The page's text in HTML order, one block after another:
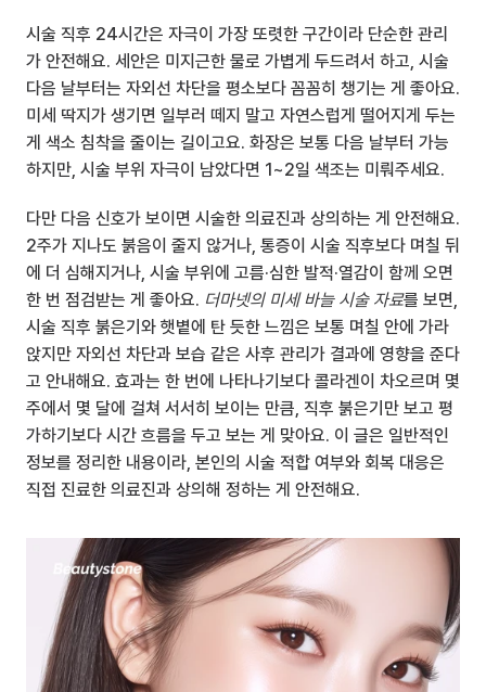
시술 직후 24시간은 자극이 가장 또렷한 구간이라 단순한 관리
가 안전해요. 세안은 미지근한 물로 가볍게 두드려서 하고, 시술
다음 날부터는 자외선 차단을 평소보다 꼼꼼히 챙기는 게 좋아요.
미세 딱지가 생기면 일부러 떼지 말고 자연스럽게 떨어지게 두는
게 색소 침착을 줄이는 길이고요. 화장은 보통 다음 날부터 가능
하지만, 시술 부위 자극이 남았다면 1~2일 색조는 미뤄주세요.
다만 다음 신호가 보이면 시술한 의료진과 상의하는 게 안전해요.
2주가 지나도 붉음이 줄지 않거나, 통증이 시술 직후보다 며칠 뒤
에 더 심해지거나, 시술 부위에 고름·심한 발적·열감이 함께 오면
한 번 점검받는 게 좋아요. 더마넷의 미세 바늘 시술 자료를 보면,
시술 직후 붉은기와 햇볕에 탄 듯한 느낌은 보통 며칠 안에 가라
앉지만 자외선 차단과 보습 같은 사후 관리가 결과에 영향을 준다
고 안내해요. 효과는 한 번에 나타나기보다 콜라겐이 차오르며 몇
주에서 몇 달에 걸쳐 서서히 보이는 만큼, 직후 붉은기만 보고 평
가하기보다 시간 흐름을 두고 보는 게 맞아요. 이 글은 일반적인
정보를 정리한 내용이라, 본인의 시술 적합 여부와 회복 대응은
직접 진료한 의료진과 상의해 정하는 게 안전해요.